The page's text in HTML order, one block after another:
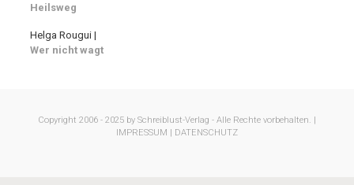
Heilsweg
Helga Rougui |
Wer nicht wagt
Copyright 2006 - 2025 by Schreiblust-Verlag - Alle Rechte vorbehalten. |
IMPRESSUM |
DATENSCHUTZ